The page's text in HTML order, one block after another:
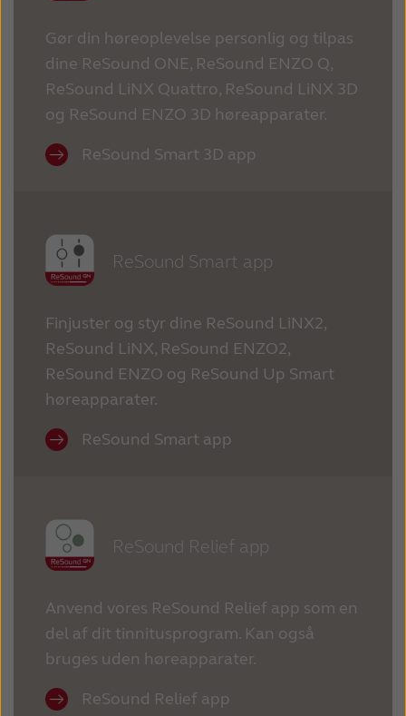
New Zealand
Schweiz Suisse
Suomi Sverige
Türkçe
Gør din høreoplevelse personlig og tilpas
dine ReSound ONE, ReSound ENZO Q,
ReSound LiNX Quattro, ReSound LiNX 3D
og ReSound ENZO 3D høreapparater.
ReSound Smart 3D app
ReSound Smart app
Finjuster og styr dine ReSound LiNX2,
ReSound LiNX, ReSound ENZO2,
ReSound ENZO og ReSound Up Smart
høreapparater.
ReSound Smart app
ReSound Relief app
Anvend vores ReSound Relief app som en
del af dit tinnitusprogram. Kan også
bruges uden høreapparater.
ReSound Relief app